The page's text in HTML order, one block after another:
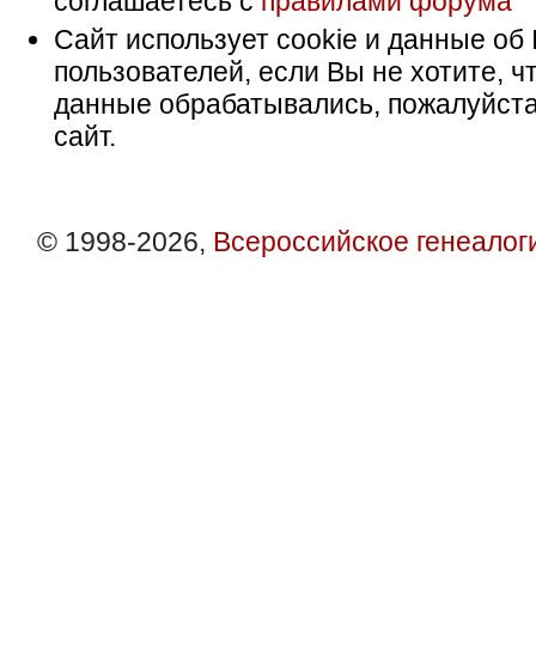
Сайт использует cookie и данные об
пользователей, если Вы не хотите,
данные обрабатывались,
сайт.
© 1998-2026, Всероссийское